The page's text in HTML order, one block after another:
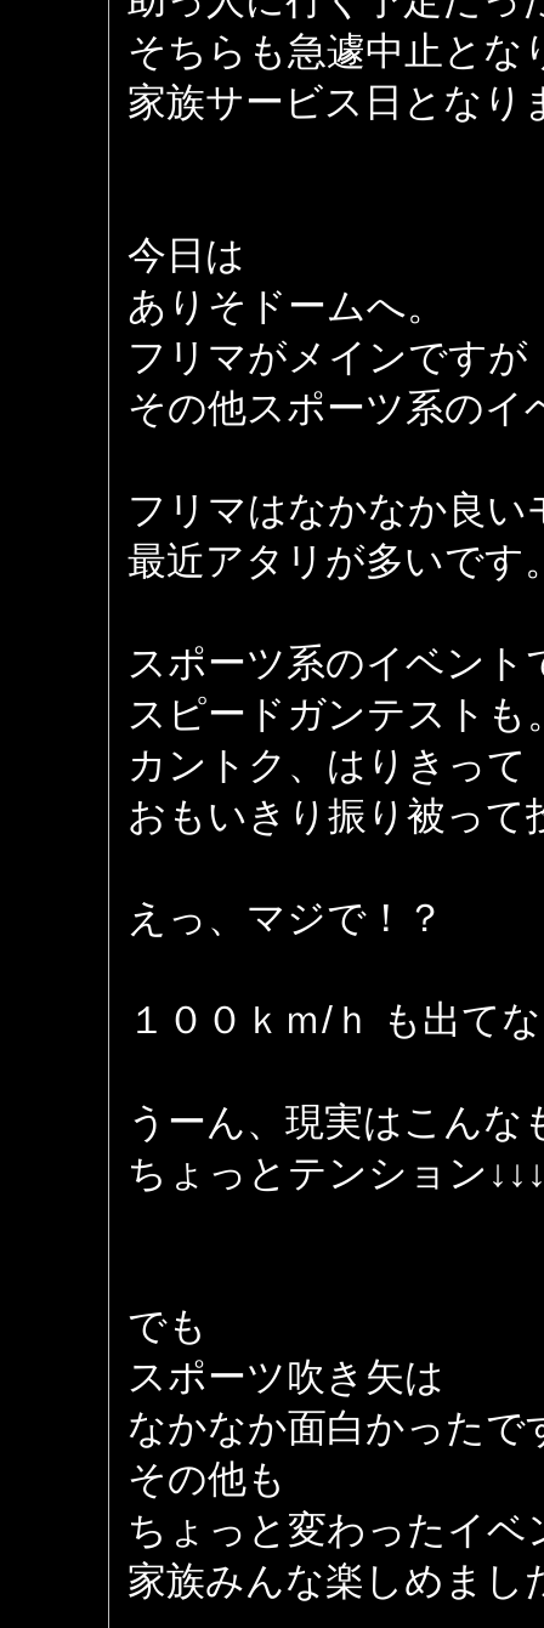
そちらも急遽中止とな
家族サービス日となり
今日は
ありそドームへ。
フリマがメインですが
その他スポーツ系のイ
フリマはなかなか良
最近アタリが多いです
スポーツ系のイベント
スピードガンテストも
カントク、はりきって
おもいきり振り被って
えっ、マジで！？
１００ｋｍ/ｈ も出て
うーん、現実はこんな
ちょっとテンション
でも
スポーツ吹き矢は
なかなか面白かったで
その他も
ちょっと変わったイ
家族みんな楽しめまし